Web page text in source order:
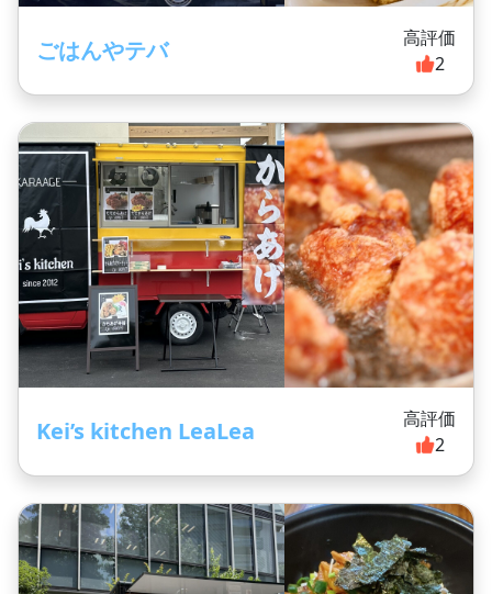
ごはんやテバ
高評価
2
Kei’s kitchen LeaLea
高評価
2